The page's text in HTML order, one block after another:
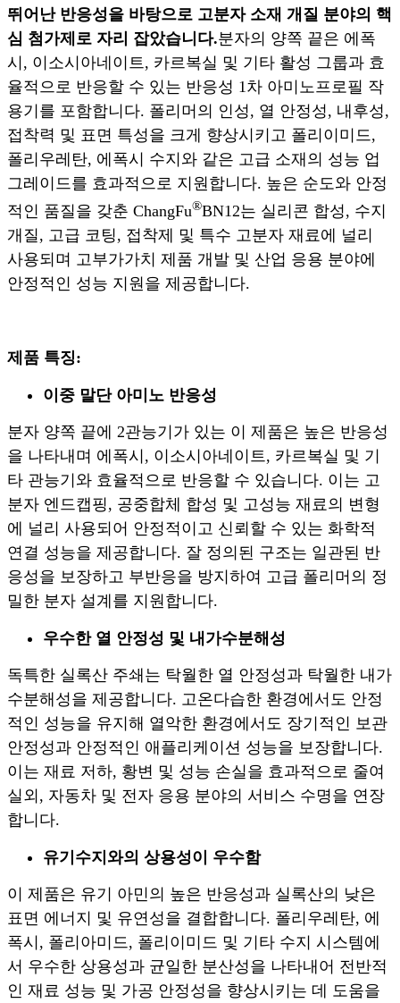
뛰어난 반응성을 바탕으로 고분자 소재 개질 분야의 핵
심 첨가제로 자리 잡았습니다.분자의 양쪽 끝은 에폭
시, 이소시아네이트, 카르복실 및 기타 활성 그룹과 효
율적으로 반응할 수 있는 반응성 1차 아미노프로필 작
용기를 포함합니다. 폴리머의 인성, 열 안정성, 내후성,
접착력 및 표면 특성을 크게 향상시키고 폴리이미드,
폴리우레탄, 에폭시 수지와 같은 고급 소재의 성능 업
그레이드를 효과적으로 지원합니다. 높은 순도와 안정
적인 품질을 갖춘 ChangFu®BN12는 실리콘 합성, 수지
개질, 고급 코팅, 접착제 및 특수 고분자 재료에 널리
사용되며 고부가가치 제품 개발 및 산업 응용 분야에
안정적인 성능 지원을 제공합니다.
제품 특징:
이중 말단 아미노 반응성
분자 양쪽 끝에 2관능기가 있는 이 제품은 높은 반응성
을 나타내며 에폭시, 이소시아네이트, 카르복실 및 기
타 관능기와 효율적으로 반응할 수 있습니다. 이는 고
분자 엔드캡핑, 공중합체 합성 및 고성능 재료의 변형
에 널리 사용되어 안정적이고 신뢰할 수 있는 화학적
연결 성능을 제공합니다. 잘 정의된 구조는 일관된 반
응성을 보장하고 부반응을 방지하여 고급 폴리머의 정
밀한 분자 설계를 지원합니다.
우수한 열 안정성 및 내가수분해성
독특한 실록산 주쇄는 탁월한 열 안정성과 탁월한 내가
수분해성을 제공합니다. 고온다습한 환경에서도 안정
적인 성능을 유지해 열악한 환경에서도 장기적인 보관
안정성과 안정적인 애플리케이션 성능을 보장합니다.
이는 재료 저하, 황변 및 성능 손실을 효과적으로 줄여
실외, 자동차 및 전자 응용 분야의 서비스 수명을 연장
합니다.
유기수지와의 상용성이 우수함
이 제품은 유기 아민의 높은 반응성과 실록산의 낮은
표면 에너지 및 유연성을 결합합니다. 폴리우레탄, 에
폭시, 폴리아미드, 폴리이미드 및 기타 수지 시스템에
서 우수한 상용성과 균일한 분산성을 나타내어 전반적
인 재료 성능 및 가공 안정성을 향상시키는 데 도움을